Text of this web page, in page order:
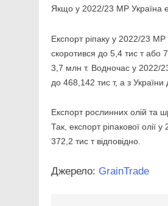
Якщо у 2022/23 МР Україна
Експорт ріпаку у 2022/23
скоротився до 5,4 тис т або
3,7 млн т. Водночас у 2022/
до 468,142 тис т, а з
Експорт рослинних олій та
Так, експорт ріпакової
372,2 тис т відповідно.
Джерело: GrainTrade